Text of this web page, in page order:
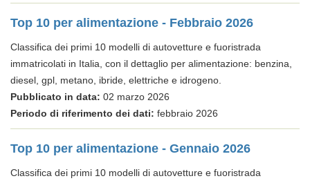
Top 10 per alimentazione - Febbraio 2026
Classifica dei primi 10 modelli di autovetture e fuoristrada
immatricolati in Italia, con il dettaglio per alimentazione: benzina,
diesel, gpl, metano, ibride, elettriche e idrogeno.
Pubblicato in data: 02 marzo 2026
Periodo di riferimento dei dati: febbraio 2026
Top 10 per alimentazione - Gennaio 2026
Classifica dei primi 10 modelli di autovetture e fuoristrada